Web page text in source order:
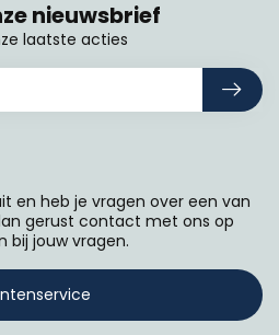
en heb je vragen over een van
gerust contact met ons op
bij jouw vragen.
nieuwsbrief
laatste acties